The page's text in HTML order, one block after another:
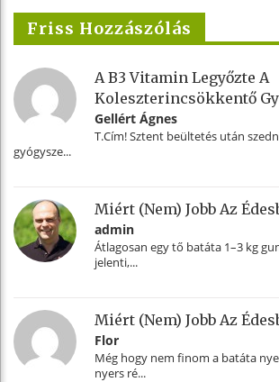
Friss Hozzászólás
A B3 Vitamin Legyőzte A
Koleszterincsökkentő
Gellért Ágnes
T.Cím! Sztent beültetés után
gyógysze...
Miért (nem) Jobb Az
admin
Átlagosan egy tő batáta 1–3 kg
jelenti,...
Miért (nem) Jobb Az
Flor
Még hogy nem finom a batáta
nyers ré...